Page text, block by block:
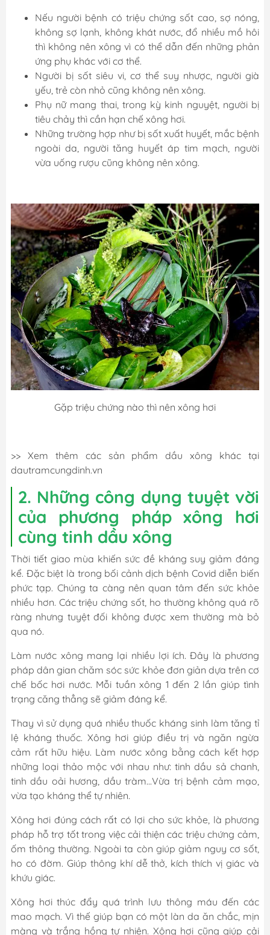
Nếu người bệnh có triệu chứng sốt cao, sợ nóng,
không sợ lạnh, không khát nước, đổ nhiều mồ hôi
thì không nên xông vì có thể dẫn đến những phản
ứng phụ khác với cơ thể.
Người bị sốt siêu vi, cơ thể suy nhược, người già
yếu, trẻ còn nhỏ cũng không nên xông.
Phụ nữ mang thai, trong kỳ kinh nguyệt, người bị
tiêu chảy thì cần hạn chế xông hơi.
Những trường hợp như bị sốt xuất huyết, mắc bệnh
ngoài da, người tăng huyết áp tim mạch, người
vừa uống rượu cũng không nên xông.
Gặp triệu chứng nào thì nên xông hơi
>> Xem thêm các sản phẩm dầu xông khác tại
dautramcungdinh.vn
2. Những công dụng tuyệt vời
của phương pháp xông hơi
cùng tinh dầu xông
Thời tiết giao mùa khiến sức đề kháng suy giảm đáng
kể. Đặc biệt là trong bối cảnh dịch bệnh Covid diễn biến
phức tạp. Chúng ta càng nên quan tâm đến sức khỏe
nhiều hơn. Các triệu chứng sốt, ho thường không quá rõ
ràng nhưng tuyệt đối không được xem thường mà bỏ
qua nó.
Làm nước xông mang lại nhiều lợi ích. Đây là phương
pháp dân gian chăm sóc sức khỏe đơn giản dựa trên cơ
chế bốc hơi nước. Mỗi tuần xông 1 đến 2 lần giúp tình
trạng căng thẳng sẽ giảm đáng kể.
Thay vì sử dụng quá nhiều thuốc kháng sinh làm tăng tỉ
lệ kháng thuốc. Xông hơi giúp điều trị và ngăn ngừa
cảm rất hữu hiệu. Làm nước xông bằng cách kết hợp
những loại thảo mộc với nhau như: tinh dầu sả chanh,
tinh dầu oải hương, dầu tràm...Vừa trị bệnh cảm mạo,
vừa tạo kháng thể tự nhiên.
Xông hơi đúng cách rất có lợi cho sức khỏe, là phương
pháp hỗ trợ tốt trong việc cải thiện các triệu chứng cảm,
ốm thông thường. Ngoài ta còn giúp giảm nguy cơ sốt,
ho có đờm. Giúp thông khí dễ thở, kích thích vị giác và
khứu giác.
Xông hơi thúc đẩy quá trình lưu thông máu đến các
mao mạch. Vì thế giúp bạn có một làn da ăn chắc, mịn
màng và trắng hồng tự nhiên. Xông hơi cũng giúp cải